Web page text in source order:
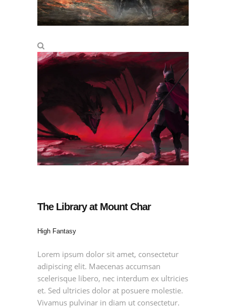
The Library at Mount Char
High Fantasy
Lorem ipsum dolor sit amet, consectetur
adipiscing elit. Maecenas accumsan
scelerisque libero, nec interdum ex ultricies
et. Sed ultricies dolor at posuere molestie.
Vivamus pulvinar in diam ut consectetur.